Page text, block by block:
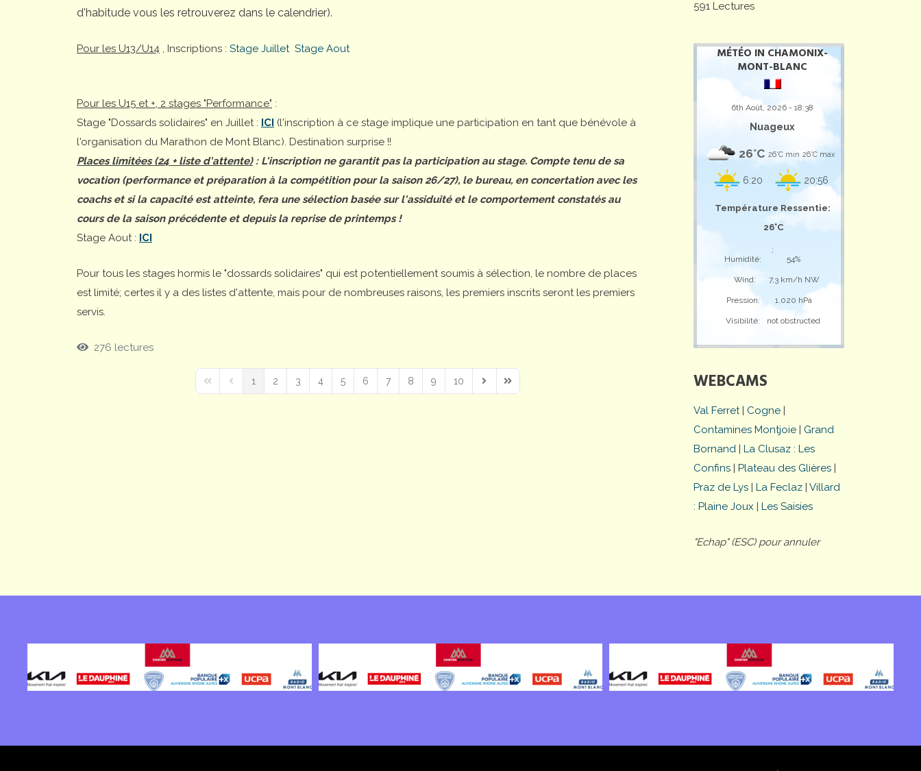
591 Lectures
MÉTÉO IN CHAMONIX-
MONT-BLANC
6th Août, 2026 - 18:38
Nuageux
26°C 26°C min 26°C max
6:20 20:56
Température Ressentie:
26°C
;
Humidité:
54%
Wind: 7,3 km/h NW
Pression: 1.020 hPa
Visibilité: not obstructed
WEBCAMS
Val Ferret| Cogne |
Contamines Montjoie | Grand
Bornand | La Clusaz : Les
Confins | Plateau des Glières |
Praz de Lys | La Feclaz | Villard
: Plaine Joux | Les Saisies
"Echap" (ESC) pour annuler
d'habitude vous les retrouverez dans le calendrier).
Pour les U13/U14 , Inscriptions : Stage Juillet Stage Aout
Pour les U15 et +, 2 stages "Performance" :
Stage "Dossards solidaires" en Juillet : ICI (l'inscription à ce stage implique une participation en tant que bénévole à
l'organisation du Marathon de Mont Blanc). Destination surprise !!
Places limitées (24 + liste d'attente): L'inscription ne garantit pas la participation au stage. Compte tenu de sa
vocation (performance et préparation à la compétition pour la saison 26/27), le bureau, en concertation avec les
coachs et si la capacité est atteinte, fera une sélection basée sur l'assiduité et le comportement constatés au
cours de la saison précédente et depuis la reprise de printemps !
Stage Aout : ICI
Pour tous les stages hormis le "dossards solidaires" qui est potentiellement soumis à sélection, le nombre de places
est limité; certes il y a des listes d'attente, mais pour de nombreuses raisons, les premiers inscrits seront les premiers
servis.
276 lectures
First PagePrevious Page
1 2 3 4 5 6 7 8 9 10
Next PageLast Page